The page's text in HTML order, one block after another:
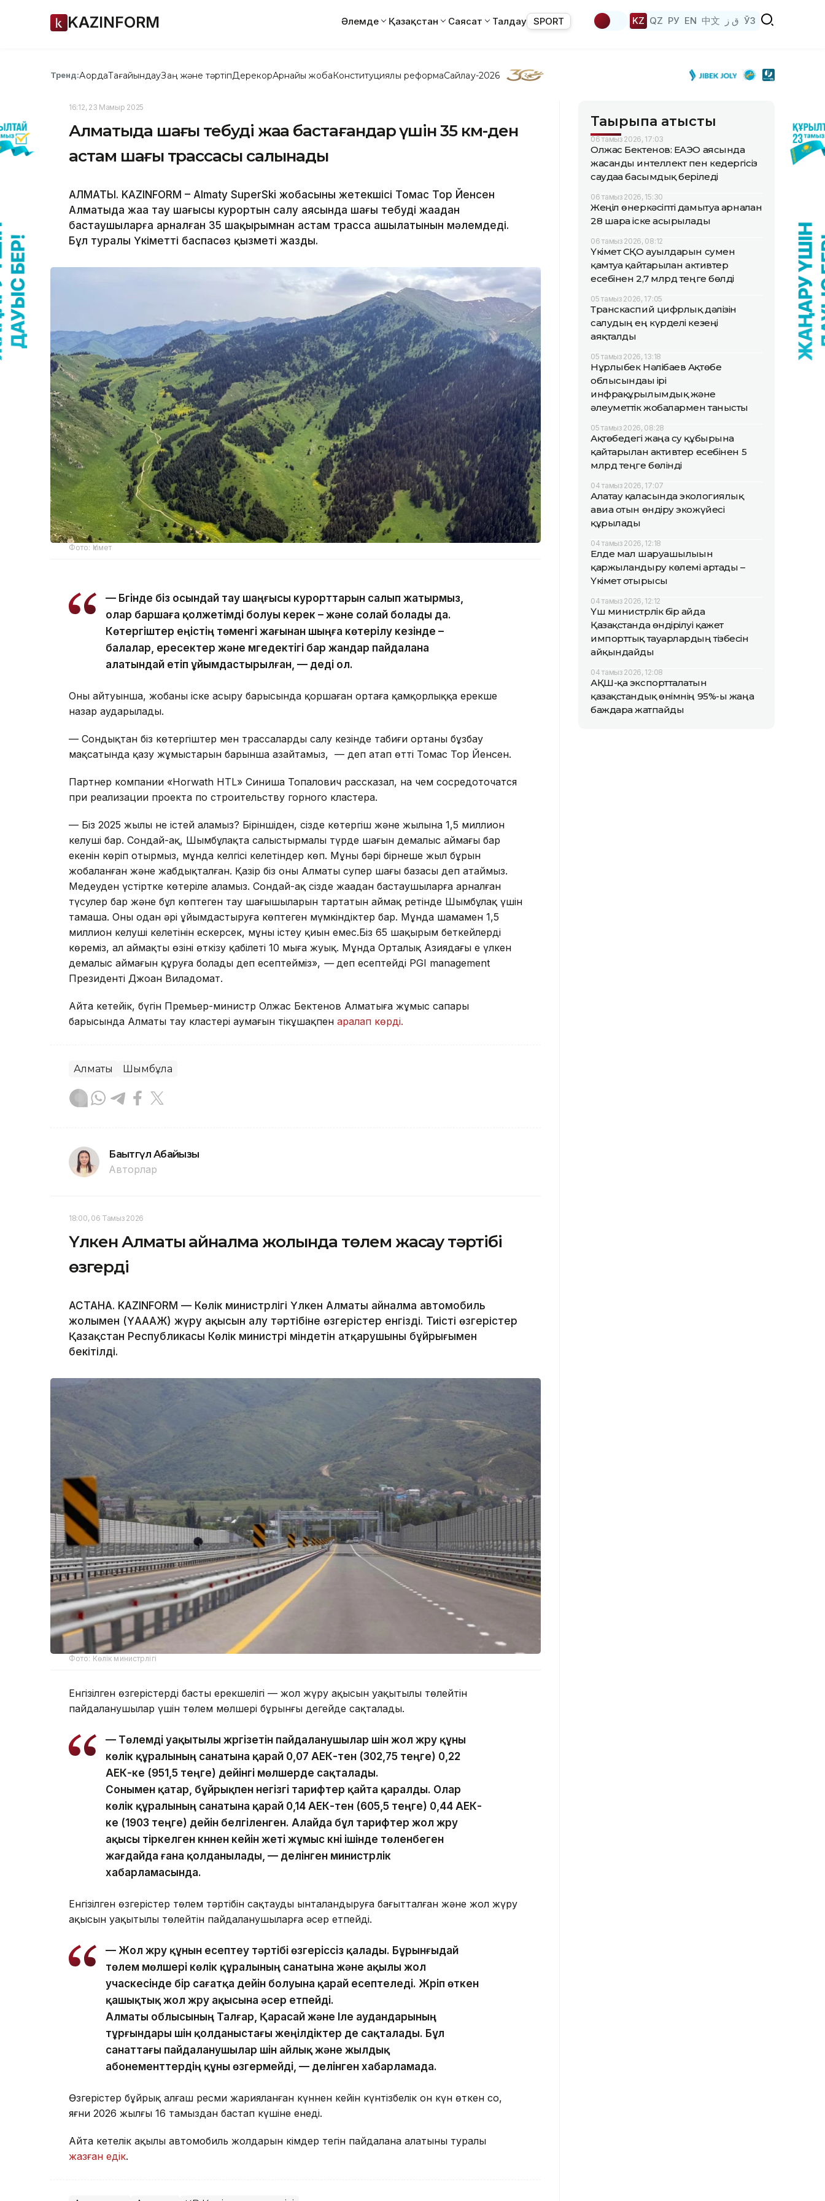
KAZINFORM Әлемде Қазақстан Саясат Талдау SPORT KZ QZ РУ EN 中文 ق ز ЎЗ
Тренд:АқордаТағайындауЗаң және тәртіпДерекқорАрнайы жобаКонституциялық реформаСайлау-2026
16:12, 23 Мамыр 2025
Алматыда шаңғы тебуді жаңа бастағандар үшін 35 км-ден
астам шаңғы трассасы салынады
АЛМАТЫ. KAZINFORM – Almaty SuperSki жобасының жетекшісі Томас Тор Йенсен
Алматыда жаңа тау шаңғысы курортын салу аясында шаңғы тебуді жаңадан
бастаушыларға арналған 35 шақырымнан астам трасса ашылатынын мәлемдеді.
Бұл туралы Үкіметтің баспасөз қызметі жазды.
Фото: Үкімет
— Бүгінде біз осындай тау шаңғысы курорттарын салып жатырмыз,
олар баршаға қолжетімді болуы керек – және солай болады да.
Көтергіштер еңістің төменгі жағынан шыңға көтерілу кезінде –
балалар, ересектер және мүгедектігі бар жандар пайдалана
алатындай етіп ұйымдастырылған, — деді ол.
Оның айтуынша, жобаны іске асыру барысында қоршаған ортаға қамқорлыққа ерекше
назар аударылады.
— Сондықтан біз көтергіштер мен трассаларды салу кезінде табиғи ортаны бұзбау
мақсатында қазу жұмыстарын барынша азайтамыз, — деп атап өтті Томас Тор Йенсен.
Партнер компании «Horwath HTL» Синиша Топалович рассказал, на чем сосредоточатся
при реализации проекта по строительству горного кластера.
— Біз 2025 жылы не істей аламыз? Біріншіден, сізде көтергіш және жылына 1,5 миллион
келуші бар. Сондай-ақ, Шымбұлақта салыстырмалы түрде шағын демалыс аймағы бар
екенін көріп отырмыз, мұнда келгісі келетіндер көп. Мұның бәрі бірнеше жыл бұрын
жобаланған және жабдықталған. Қазір біз оны Алматы супер шаңғы базасы деп атаймыз.
Медеуден үстіртке көтеріле аламыз. Сондай-ақ сізде жаңадан бастаушыларға арналған
түсулер бар және бұл көптеген тау шаңғышыларын тартатын аймақ ретінде Шымбұлақ үшін
тамаша. Оны одан әрі ұйымдастыруға көптеген мүмкіндіктер бар. Мұнда шамамен 1,5
миллион келуші келетінін ескерсек, мұны істеу қиын емес.Біз 65 шақырым беткейлерді
көреміз, ал аймақтың өзінің өткізу қабілеті 10 мыңға жуық. Мұнда Орталық Азиядағы ең үлкен
демалыс аймағын құруға болады деп есептейміз», —деп есептейді PGI management
Президенті Джоан Виладомат.
Айта кетейік, бүгін Премьер-министр Олжас Бектенов Алматыға жұмыс сапары
барысында Алматы тау кластері аумағын тікұшақпен аралап көрді.
Алматы Шымбұлақ
Бақытгүл Абайқызы
Авторлар
18:00, 06 Тамыз 2026
Үлкен Алматы айналма жолында төлем жасау тәртібі
өзгерді
АСТАНА. KAZINFORM — Көлік министрлігі Үлкен Алматы айналма автомобиль
жолымен (ҮАААЖ) жүру ақысын алу тәртібіне өзгерістер енгізді. Тиісті өзгерістер
Қазақстан Республикасы Көлік министрі міндетін атқарушының бұйрығымен
бекітілді.
Фото: Көлік министрлігі
Енгізілген өзгерістердің басты ерекшелігі — жол жүру ақысын уақытылы төлейтін
пайдаланушылар үшін төлем мөлшері бұрынғы деңгейде сақталады.
— Төлемді уақытылы жүргізетін пайдаланушылар үшін жол жүру құны
көлік құралының санатына қарай 0,07 АЕК-тен (302,75 теңге) 0,22
АЕК-ке (951,5 теңге) дейінгі мөлшерде сақталады.
Сонымен қатар, бұйрықпен негізгі тарифтер қайта қаралды. Олар
көлік құралының санатына қарай 0,14 АЕК-тен (605,5 теңге) 0,44 АЕК-
ке (1903 теңге) дейін белгіленген. Алайда бұл тарифтер жол жүру
ақысы тіркелген күннен кейін жеті жұмыс күні ішінде төленбеген
жағдайда ғана қолданылады, — делінген министрлік
хабарламасында.
Енгізілген өзгерістер төлем тәртібін сақтауды ынталандыруға бағытталған және жол жүру
ақысын уақытылы төлейтін пайдаланушыларға әсер етпейді.
— Жол жүру құнын есептеу тәртібі өзгеріссіз қалады. Бұрынғыдай
төлем мөлшері көлік құралының санатына және ақылы жол
учаскесінде бір сағатқа дейін болуына қарай есептеледі. Жүріп өткен
қашықтық жол жүру ақысына әсер етпейді.
Алматы облысының Талғар, Қарасай және Іле аудандарының
тұрғындары үшін қолданыстағы жеңілдіктер де сақталады. Бұл
санаттағы пайдаланушылар үшін айлық және жылдық
абонементтердің құны өзгермейді, — делінген хабарламада.
Өзгерістер бұйрық алғаш ресми жарияланған күннен кейін күнтізбелік он күн өткен соң,
яғни 2026 жылғы 16 тамыздан бастап күшіне енеді.
Айта кетелік ақылы автомобиль жолдарын кімдер тегін пайдалана алатыны туралы
жазған едік.
Тақырыпқа қатысты
06 тамыз 2026, 17:03
Олжас Бектенов: ЕАЭО аясында
жасанды интеллект пен кедергісіз
саудаға басымдық беріледі
06 тамыз 2026, 15:30
Жеңіл өнеркәсіпті дамытуға арналған
28 шара іске асырылады
06 тамыз 2026, 08:12
Үкімет СҚО ауылдарын сумен
қамтуға қайтарылған активтер
есебінен 2,7 млрд теңге бөлді
05 тамыз 2026, 17:05
Транскаспий цифрлық дәлізін
салудың ең күрделі кезеңі
аяқталды
05 тамыз 2026, 13:18
Нұрлыбек Нәлібаев Ақтөбе
облысындағы ірі
инфрақұрылымдық және
әлеуметтік жобалармен танысты
05 тамыз 2026, 08:28
Ақтөбедегі жаңа су құбырына
қайтарылған активтер есебінен 5
млрд теңге бөлінді
04 тамыз 2026, 17:07
Алатау қаласында экологиялық
авиа отын өндіру экожүйесі
құрылады
04 тамыз 2026, 12:18
Елде мал шаруашылығын
қаржыландыру көлемі артады –
Үкімет отырысы
04 тамыз 2026, 12:12
Үш министрлік бір айда
Қазақстанда өндірілуі қажет
импорттық тауарлардың тізбесін
айқындайды
04 тамыз 2026, 12:08
АҚШ-қа экспортталатын
қазақстандық өнімнің 95%-ы жаңа
баждарға жатпайды